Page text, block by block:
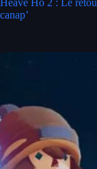
Heave Ho 2 : Le
canap’